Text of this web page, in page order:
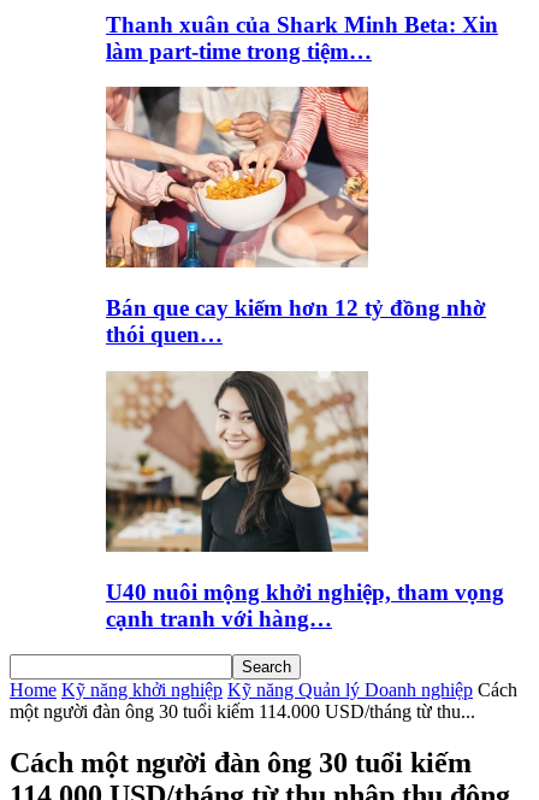
Thanh xuân của Shark Minh Beta: Xin
làm part-time trong tiệm…
Bán que cay kiếm hơn 12 tỷ đồng nhờ
thói quen…
U40 nuôi mộng khởi nghiệp, tham vọng
cạnh tranh với hàng…
Home Kỹ năng khởi nghiệp Kỹ năng Quản lý Doanh nghiệp Cách
một người đàn ông 30 tuổi kiếm 114.000 USD/tháng từ thu...
Cách một người đàn ông 30 tuổi kiếm